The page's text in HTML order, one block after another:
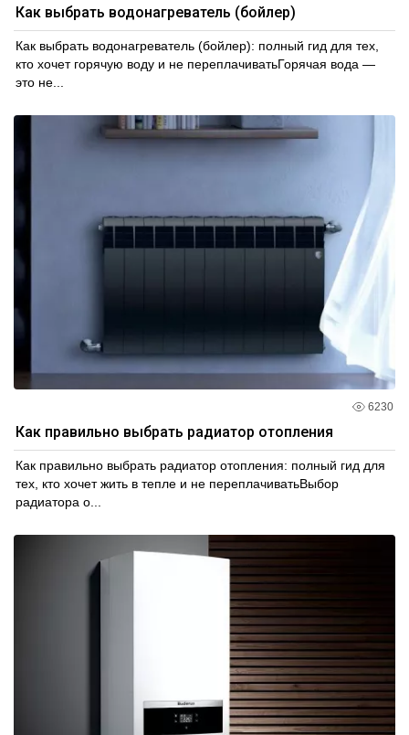
Как выбрать водонагреватель (бойлер)
Как выбрать водонагреватель (бойлер): полный гид для тех,
кто хочет горячую воду и не переплачиватьГорячая вода —
это не...
6230
Как правильно выбрать радиатор отопления
Как правильно выбрать радиатор отопления: полный гид для
тех, кто хочет жить в тепле и не переплачиватьВыбор
радиатора о...